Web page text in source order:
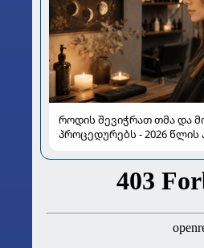
როდის შევიჭრათ თმა და
პროცედურებს - 2026 წლის